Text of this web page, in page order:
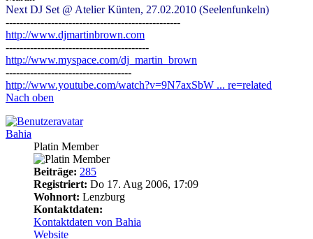
Next DJ Set @ Atelier Künten, 27.02.2010 (Seelenfunkeln)
--------------------------------------------------
http://www.djmartinbrown.com
-----------------------------------------
http://www.myspace.com/dj_martin_brown
------------------------------------
http://www.youtube.com/watch?v=9N7axSbW ... re=related
Nach oben
Bahia
Platin Member
Beiträge: 285
Registriert: Do 17. Aug 2006, 17:09
Wohnort: Lenzburg
Kontaktdaten:
Kontaktdaten von Bahia
Website